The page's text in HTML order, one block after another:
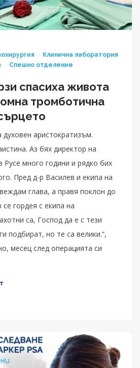
Клинична лаборатория
Спешно отделение
спасиха живота
тромботична
аристократизъм.
Аз бях директор на
Русе много години и рядко бих
Пред д-р Василев и екипа на
глава, а правя поклон до
гордея с екипа на
са, Господ да е с тези
подбират, но те са велики.“,
месец след операцията си